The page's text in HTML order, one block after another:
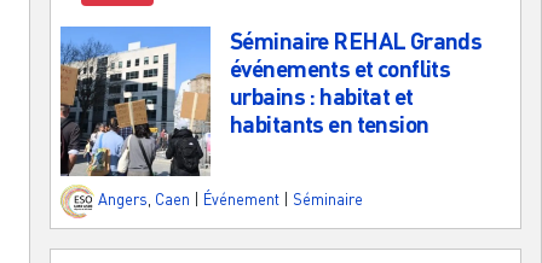
Séminaire REHAL Grands
événements et conflits
urbains : habitat et
habitants en tension
Angers Caen Événement Séminaire